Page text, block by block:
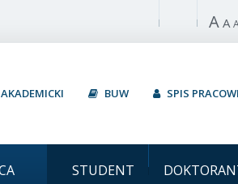
Włącz A A
BUW SPIS
STUDENT